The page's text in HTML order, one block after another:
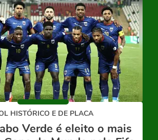
HISTÓRICO E DE PLACA
Verde é eleito o mais